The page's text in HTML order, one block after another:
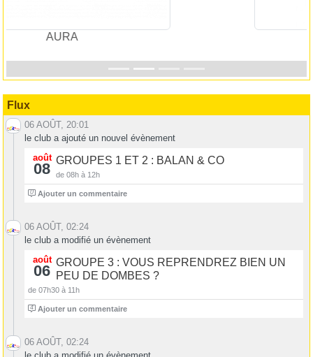
Flux
06 AOÛT, 20:01
le club a ajouté un nouvel évènement
août
08 GROUPES 1 ET 2 : BALAN & CO
de 08h à 12h
0 Ajouter un commentaire
06 AOÛT, 02:24
le club a modifié un évènement
août
06 GROUPE 3 : VOUS REPRENDREZ BIEN UN
PEU DE DOMBES ?
de 07h30 à 11h
4 Ajouter un commentaire
06 AOÛT, 02:24